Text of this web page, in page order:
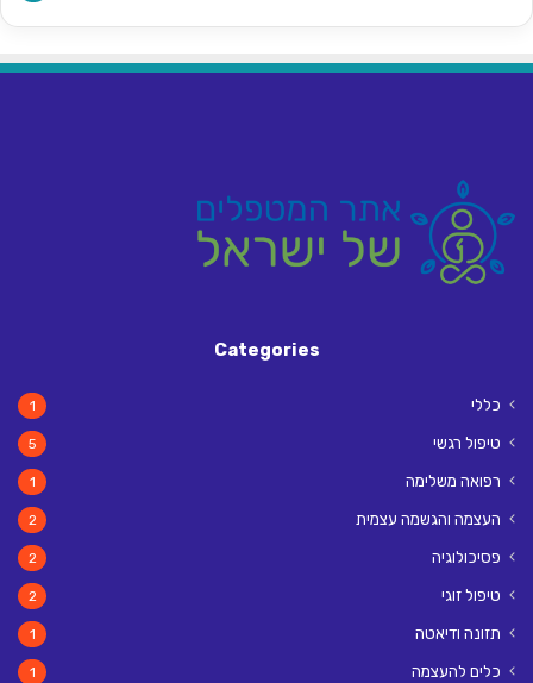
Categories
כללי 1
טיפול רגשי 5
רפואה משלימה 1
העצמה והגשמה עצמית 2
פסיכולוגיה 2
טיפול זוגי 2
תזונה ודיאטה 1
כלים להעצמה 1